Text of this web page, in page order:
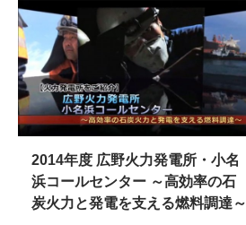
2014年度 広野火力発電所・小名
浜コールセンター ～高効率の石
炭火力と発電を支える燃料調達～